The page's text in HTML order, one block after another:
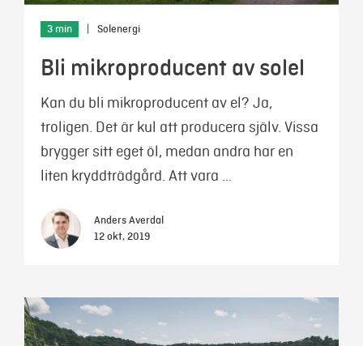
3 min Solenergi
Bli mikroproducent av solel
Kan du bli mikroproducent av el? Ja,
troligen. Det är kul att producera själv. Vissa
brygger sitt eget öl, medan andra har en
liten kryddträdgård. Att vara …
Anders Averdal
12 okt, 2019